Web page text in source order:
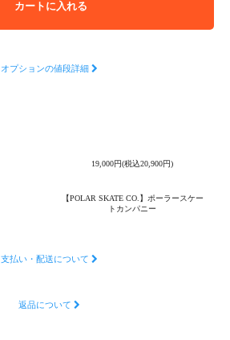
カートに入れる
オプションの値段詳細
19,000円(税込20,900円)
【POLAR SKATE CO.】ポーラースケー
トカンパニー
支払い・配送について
返品について